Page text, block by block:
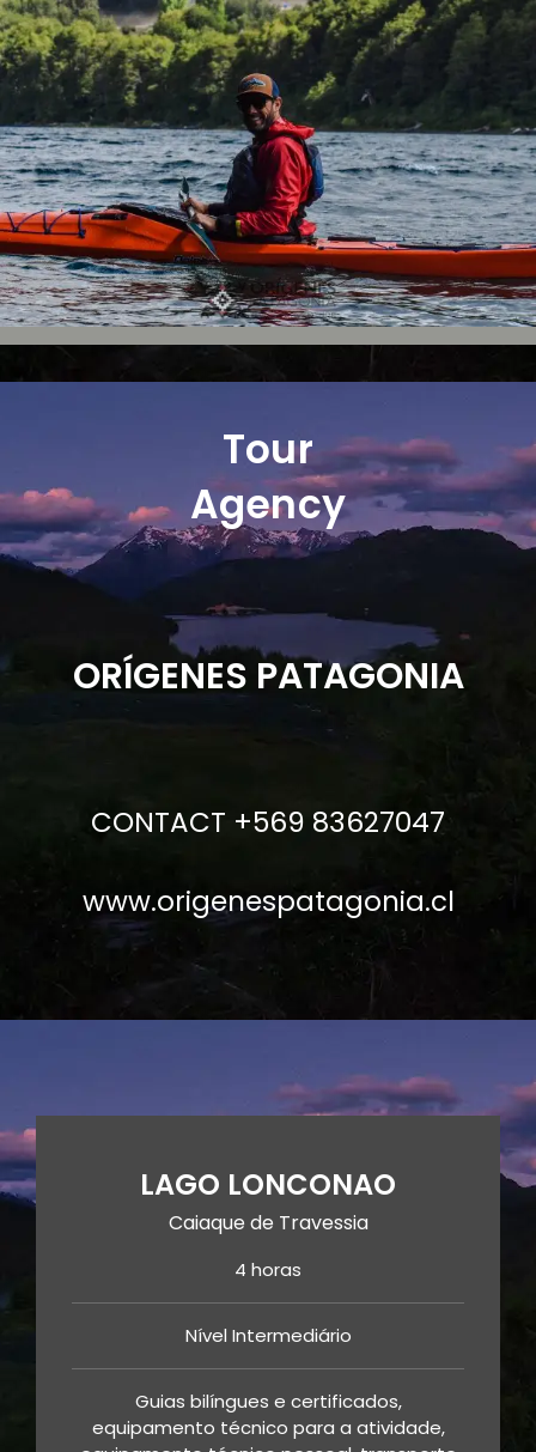
Tour
Agency
ORÍGENES PATAGONIA
CONTACT +569 83627047
www.origenespatagonia.cl
LAGO LONCONAO
Caiaque de Travessia
4 horas
Nível Intermediário
Guias bilíngues e certificados,
equipamento técnico para a atividade,